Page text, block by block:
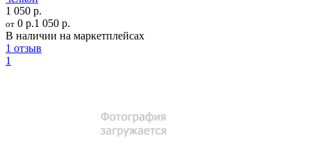
1 050 р.
от 0 р.1 050 р.
В наличии на маркетплейсах
1 отзыв
1